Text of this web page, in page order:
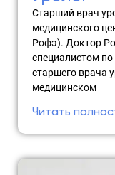
Старший врач
медицинского
Рофэ). Доктор
специалистом
старшего врача
медицинском
Читать